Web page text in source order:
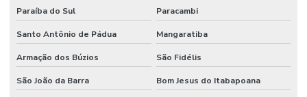
Fábrica de solidificador para limpeza de hospitais
Fábrica de solidificador para limpeza de hotel
Fábrica de solidificador de resíduos
Fábrica de solidificador de resíduos de hospitais
Paraíba do Sul Paracambi
Santo Antônio de Pádua Mangaratiba
Armação dos Búzios São Fidélis
São João da Barra Bom Jesus do Itabapoana